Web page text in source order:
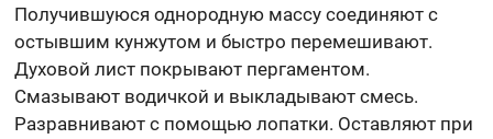
Получившуюся однородную массу соединяют с
остывшим кунжутом и быстро перемешивают.
Духовой лист покрывают пергаментом.
Смазывают водичкой и выкладывают смесь.
Разравнивают с помощью лопатки. Оставляют при